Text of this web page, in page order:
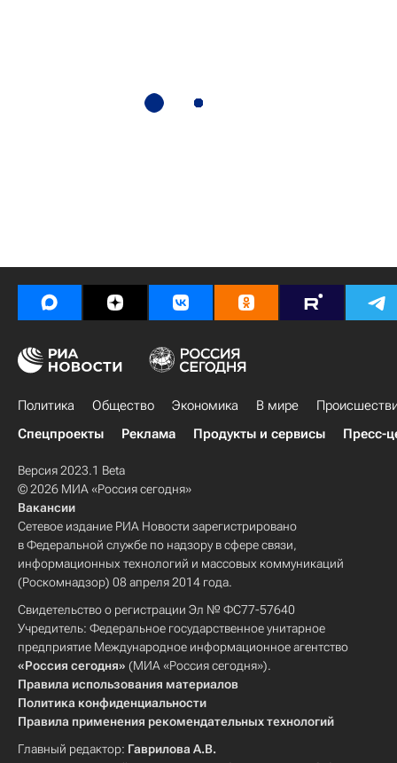
Политика Общество Экономика В мире
Спецпроекты
Реклама Продукты и сервисы Пресс-
Версия 2023.1 Beta
© 2026 МИА «Россия сегодня»
Вакансии
Сетевое издание РИА Новости зарегистрировано
в Федеральной службе по надзору в сфере связи,
информационных технологий и массовых коммуникаций
(Роскомнадзор) 08 апреля 2014 года.
Свидетельство о регистрации Эл № ФС77-57640
Учредитель: Федеральное государственное унитарное
предприятие Международное информационное агентство
«Россия сегодня» (МИА «Россия сегодня»).
Правила использования материалов
Политика конфиденциальности
Правила применения рекомендательных технологий
Главный редактор: Гаврилова А.В.